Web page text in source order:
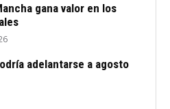
gana valor en los
adelantarse a agosto